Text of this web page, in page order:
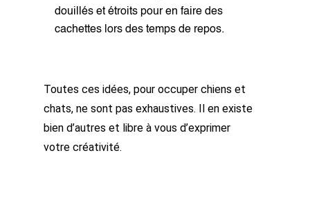
douillés et étroits pour en faire des
cachettes lors des temps de repos.
Toutes ces idées, pour occuper chiens et
chats, ne sont pas exhaustives. Il en existe
bien d’autres et libre à vous d’exprimer
votre créativité.